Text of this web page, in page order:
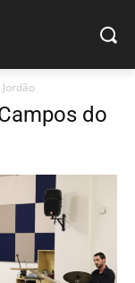
do